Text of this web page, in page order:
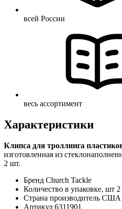
всей России
весь ассортимент
Характеристики
Клипса для троллинга
изготовленная из
2 шт.
Бренд Church Tackle
Количество в упаковке, шт 2
Страна производитель США
Артикул 6311901